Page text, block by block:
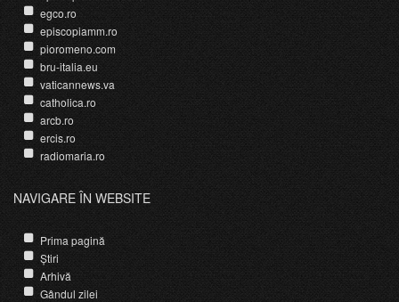
egco.ro
episcopiamm.ro
pioromeno.com
bru-italia.eu
vaticannews.va
catholica.ro
arcb.ro
ercis.ro
radiomaria.ro
NAVIGARE ÎN WEBSITE
Prima pagină
Știri
Arhivă
Gândul zilei